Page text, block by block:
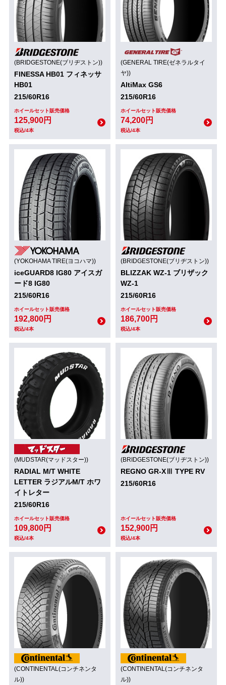
(BRIDGESTONE(ブリヂストン))
FINESSA HB01 フィネッサ
HB01
215/60R16
ホイールセット販売価格
125,900円
税込/4本
(GENERAL TIRE(ゼネラルタイ
ヤ))
AltiMax GS6
215/60R16
ホイールセット販売価格
74,200円
税込/4本
(YOKOHAMA TIRE(ヨコハマ))
iceGUARD8 IG80 アイスガ
ード8 IG80
215/60R16
ホイールセット販売価格
192,800円
税込/4本
(BRIDGESTONE(ブリヂストン))
BLIZZAK WZ-1 ブリザック
WZ-1
215/60R16
ホイールセット販売価格
186,700円
税込/4本
(MUDSTAR(マッドスター))
RADIAL M/T WHITE
LETTER ラジアルM/T ホワ
イトレター
215/60R16
ホイールセット販売価格
109,800円
税込/4本
(BRIDGESTONE(ブリヂストン))
REGNO GR-XⅢ TYPE RV
215/60R16
ホイールセット販売価格
152,900円
税込/4本
(CONTINENTAL(コンチネンタ
ル))
(CONTINENTAL(コンチネンタ
ル))